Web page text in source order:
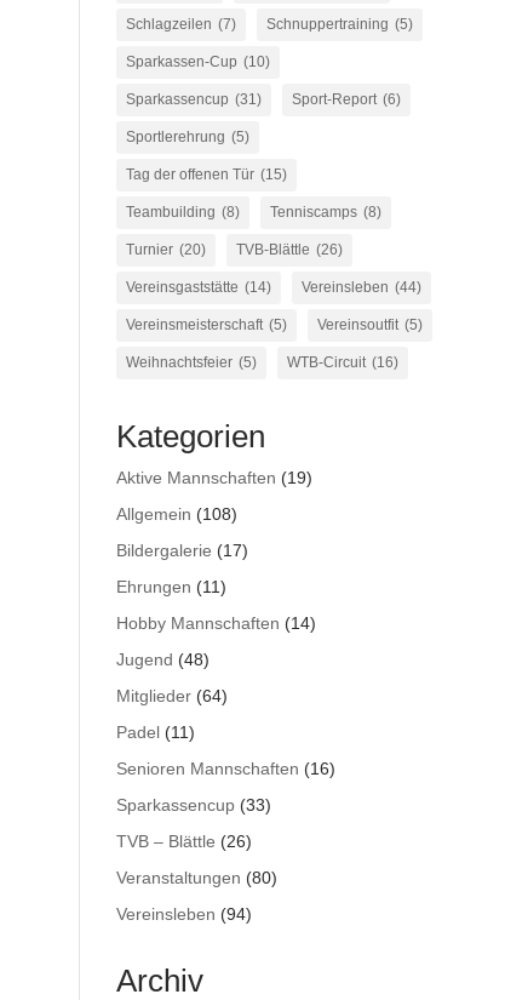
Schlagzeilen (7) Schnuppertraining (5)
Sparkassen-Cup (10)
Sparkassencup (31) Sport-Report (6)
Sportlerehrung (5)
Tag der offenen Tür (15)
Teambuilding (8) Tenniscamps (8)
Turnier (20) TVB-Blättle (26)
Vereinsgaststätte (14) Vereinsleben (44)
Vereinsmeisterschaft (5) Vereinsoutfit (5)
Weihnachtsfeier (5) WTB-Circuit (16)
Kategorien
Aktive Mannschaften (19)
Allgemein (108)
Bildergalerie (17)
Ehrungen (11)
Hobby Mannschaften (14)
Jugend (48)
Mitglieder (64)
Padel (11)
Senioren Mannschaften (16)
Sparkassencup (33)
TVB – Blättle (26)
Veranstaltungen (80)
Vereinsleben (94)
Archiv